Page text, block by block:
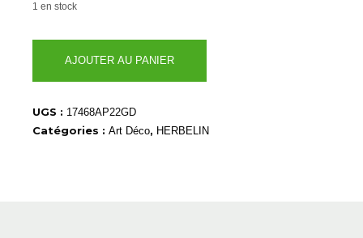
1 en stock
17468AP22GD
AJOUTER AU PANIER
UGS : 17468AP22GD
Catégories : Art Déco, HERBELIN